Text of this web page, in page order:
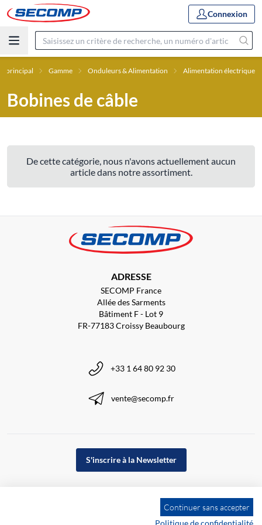
Connexion
principal Gamme Onduleurs & Alimentation Alimentation électrique
Bobines de câble
De cette catégorie, nous n'avons actuellement aucun
article dans notre assortiment.
ADRESSE
SECOMP France
Allée des Sarments
Bâtiment F - Lot 9
FR-77183 Croissy Beaubourg
+33 1 64 80 92 30
vente@secomp.fr
S'inscrire à la Newsletter
Continuer sans accepter
Politique de confidentialité